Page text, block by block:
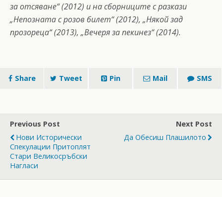
за отсяване“ (2012) и на сборниците с разкази
„Непозната с розов билет“ (2012), „Някой зад
прозореца“ (2013), „Вечеря за пекинез“ (2014).
Share Tweet Pin Mail SMS
Previous Post
Нови Исторически
Спекулации Притоплят
Стари Великосръбски
Нагласи
Next Post
Да Обесиш Плашилото